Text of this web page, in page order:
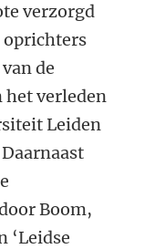
verzorgd
oprichters
van de
het verleden
Leiden
Boom,
‘Leidse